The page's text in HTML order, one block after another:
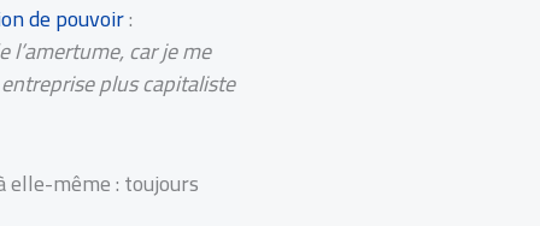
de pouvoir:
car je me
plus capitaliste
même : toujours